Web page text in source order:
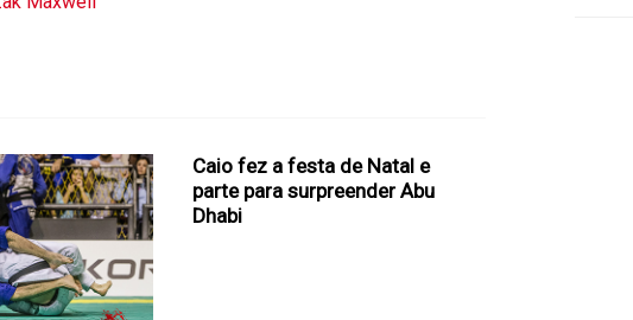
Caio fez a festa de Natal e
parte para surpreender Abu
Dhabi